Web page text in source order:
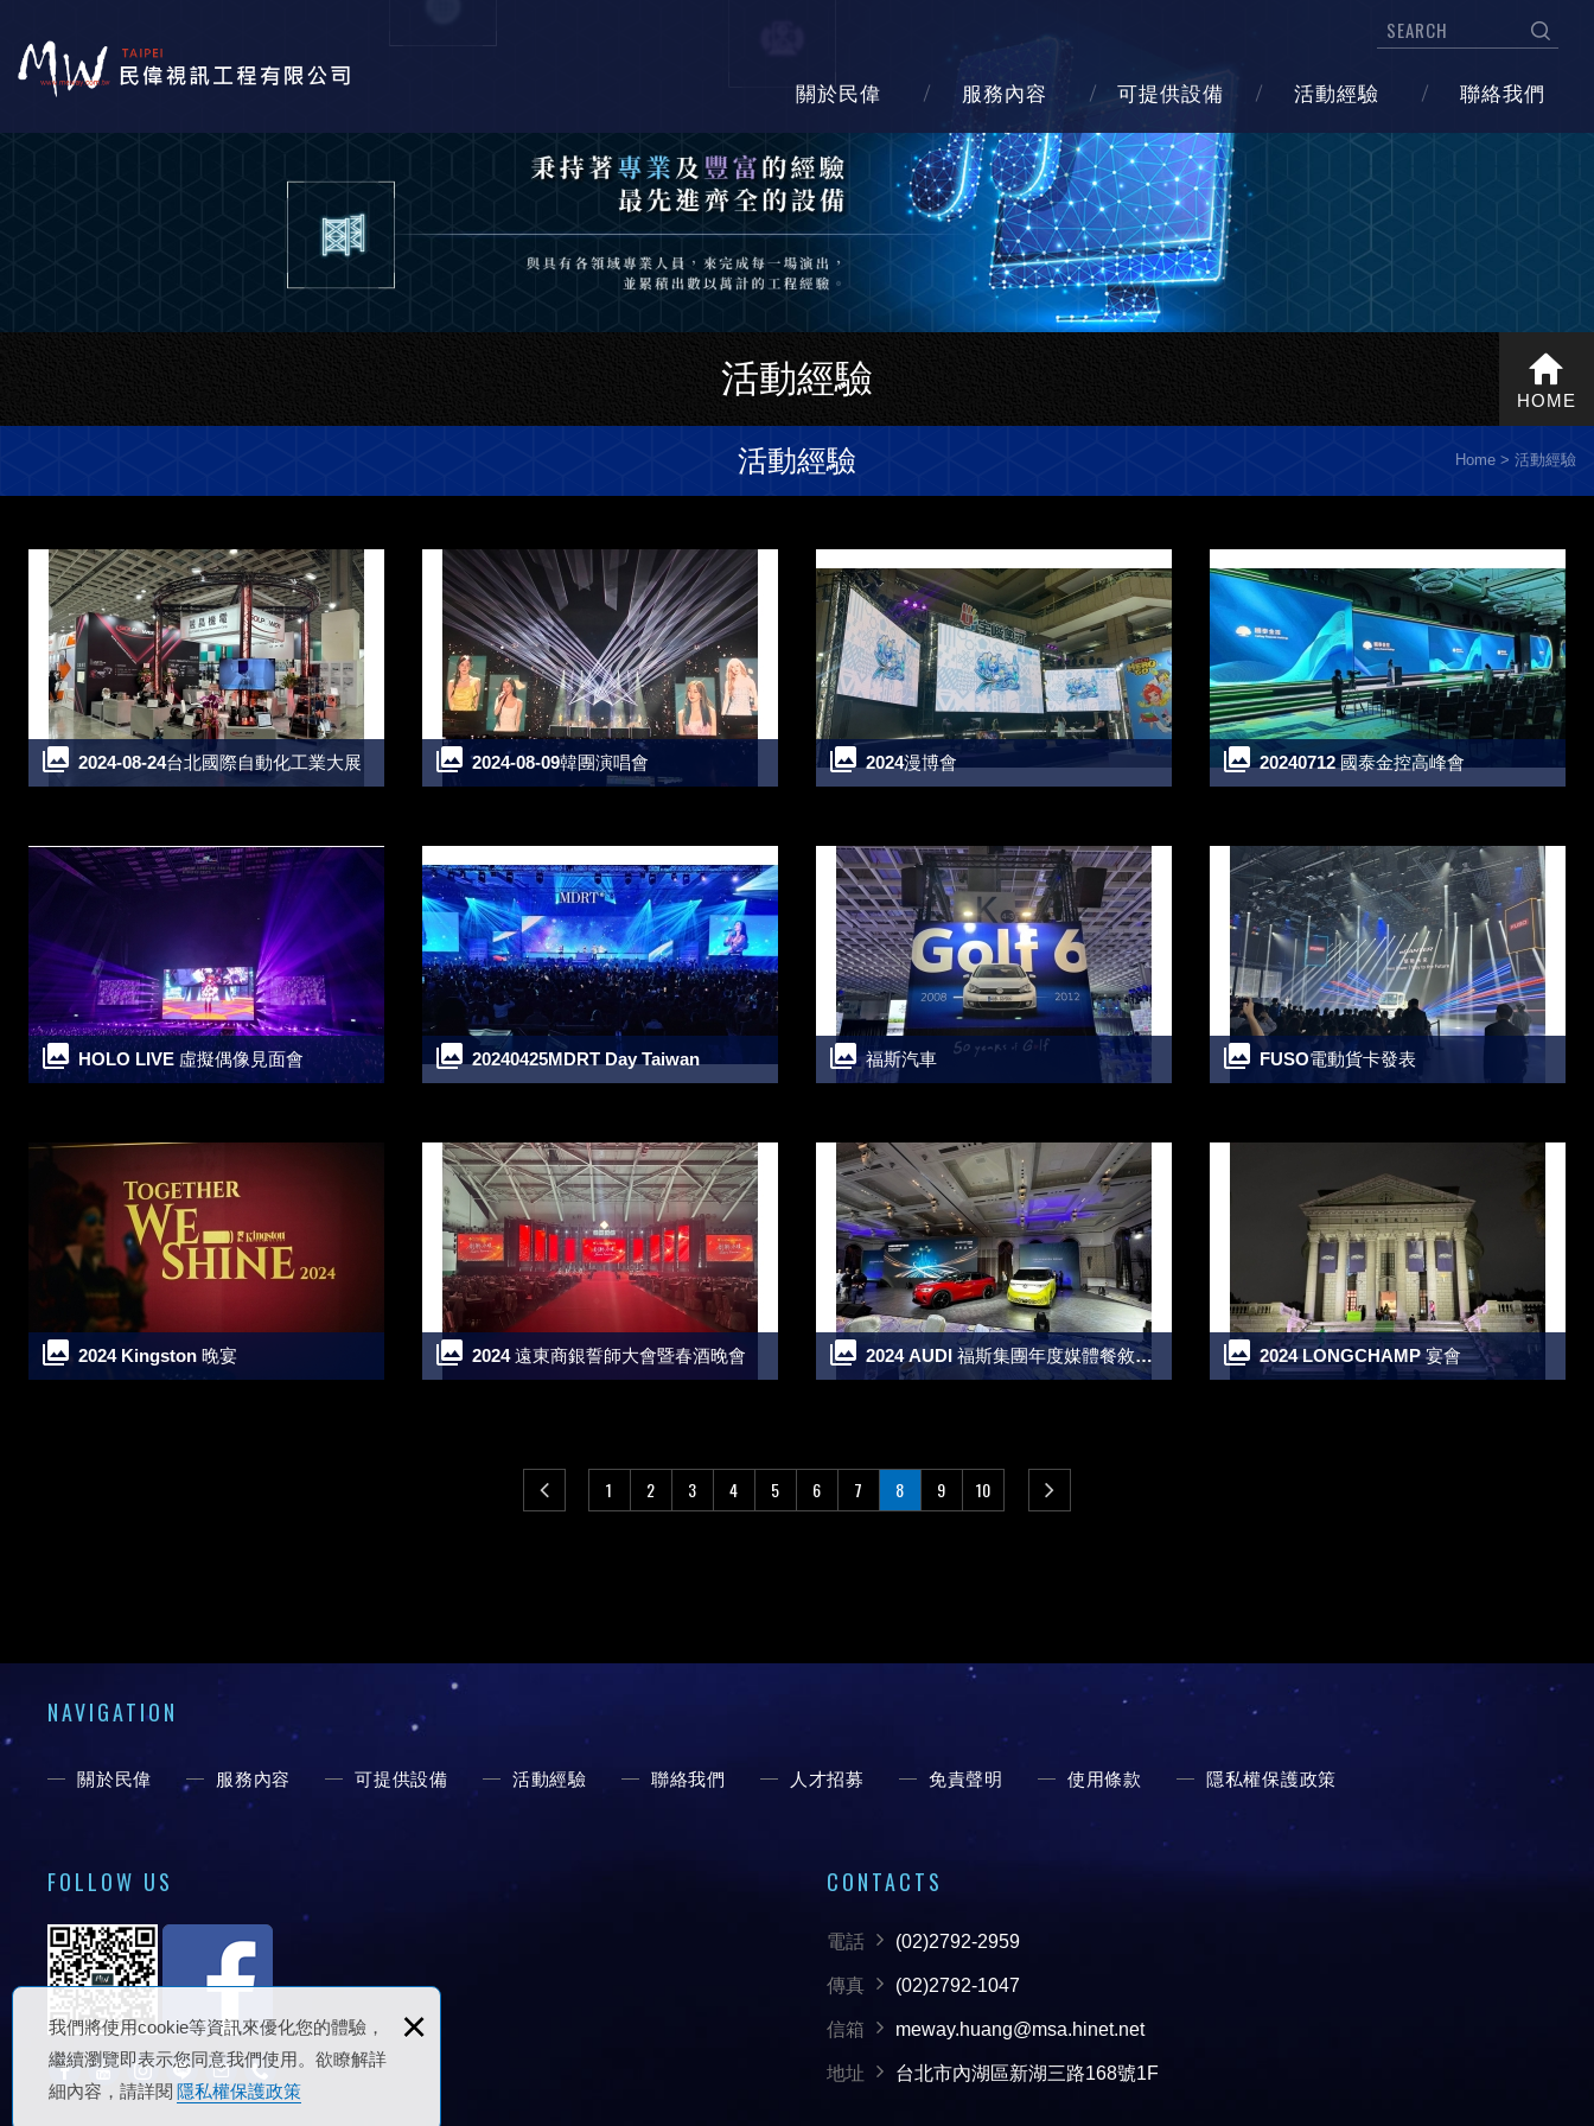
我們將使用cookie等資訊來優化您的體驗，
繼續瀏覽即表示您同意我們使用。欲瞭解詳
細內容，請詳閱 隱私權保護政策
×
關於民偉 服務內容 可提供設備 活動經驗 聯絡我們
活動經驗
HOME
活動經驗 Home 活動經驗
2024-08-24台北國際自動化工業大展 2024-08-09韓團演唱會 2024漫博會 20240712 國泰金控高峰會
HOLO LIVE 虛擬偶像見面會 20240425MDRT Day Taiwan 福斯汽車 FUSO電動貨卡發表
2024 Kingston 晚宴 2024 遠東商銀誓師大會暨春酒晚會 2024 AUDI 福斯集團年度媒體餐敘活動 2024 LONGCHAMP 宴會
1 2 3 4 5 6 7 8 9 10
NAVIGATION
關於民偉 服務內容 可提供設備 活動經驗 聯絡我們 人才招募 免責聲明 使用條款 隱私權保護政策
FOLLOW US CONTACTS
電話 (02)2792-2959
傳真 (02)2792-1047
信箱 meway.huang@msa.hinet.net
地址 台北市內湖區新湖三路168號1F